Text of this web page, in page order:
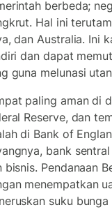
berbeda;
Hal ini
dan Australia. Ini
dan dapat
guna melunasi
paling aman di
Reserve, dan
di Bank of
bank
bisnis. Pendanaan
menempatkan
suku